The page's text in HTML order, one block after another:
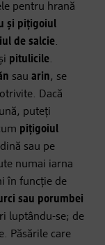
pentru hrană
și pițigoiul
de salcie.
și pitulicile.
sau arin, se
Dacă
puteți
pițigoiul
sau pe
numai iarna
în funcție de
sau porumbei
luptându-se; de
Păsările care